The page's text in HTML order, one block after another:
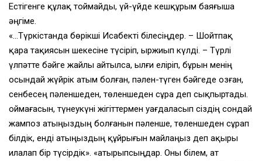
Естігенге құлақ тоймайды, үй-үйде кешқұрым баяғыша
әңгіме.
«…Түркістанда бөрікші Исабекті білесіңдер. – Шойтпақ
қара тақиясын шекесіне түсіріп, ыржиып күлді. – Түрлі
үлпәтте бәйге жайлы айтылса, ылғи еліріп, бұрын менің
осындай жүйрік атым болған, пәлен-түген бәйгеде озған,
сенбесең пәленшеден, төленшеден сұра деп сықпыртады.
Қоймағасын, түнеукүні жігіттермен уағдаласып сіздің сондай
жампоз атыңыздың болғанын пәленше, төленшеден сұрап
білдік, енді атыңыздың құйрығын майлаңыз деп ақыры
илалап бір түсірдік». «Қатырыпсыңдар. Оны білем, ат